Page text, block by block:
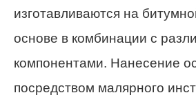
изготавливаются на
основе в комбинации с
компонентами. Нанесение
посредством малярного